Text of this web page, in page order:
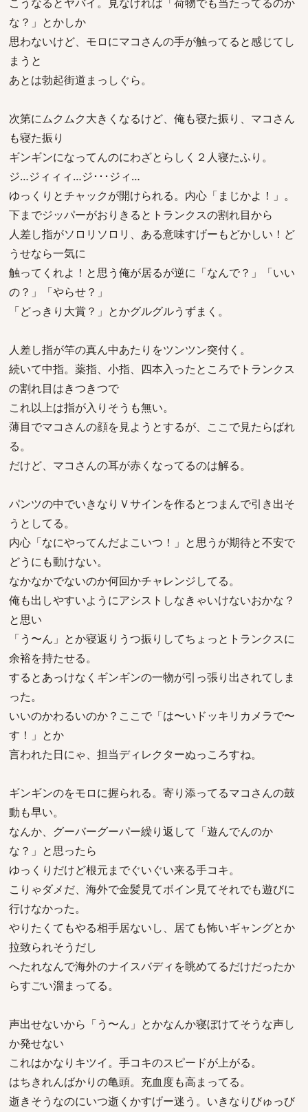
な？」とかしか
思わないけど、モロにマコさんの手が触ってると感じてし
まうと
あとは勃起街道まっしぐら。
次第にムクムク大きくなるけど、俺も寝た振り、マコさん
も寝た振り
ギンギンになってんのにわざとらしく２人寝たふり。
ジ…ジィィィ…ジ･･･ジィ…
ゆっくりとチャックが開けられる。内心「まじかよ！」。
下までジッパーがおりきるとトランクスの割れ目から
人差し指がソロリソロリ、ある意味すげーもどかしい！ど
うせなら一気に
触ってくれよ！と思う俺が居るが逆に「なんで？」「いい
の？」「やらせ？」
「どっきり大賞？」とかグルグルうずまく。
人差し指が竿の真ん中あたりをツンツン突付く。
続いて中指。薬指、小指、四本入ったところでトランクス
の割れ目はきつきつで
これ以上は指が入りそうも無い。
薄目でマコさんの顔を見ようとするが、ここで見たらばれ
る。
だけど、マコさんの耳が赤くなってるのは解る。
パンツの中でいきなりＶサインを作るとつまんで引き出そ
うとしてる。
内心「なにやってんだよこいつ！」と思うが期待と不安で
どうにも動けない。
なかなかでないのか何回かチャレンジしてる。
俺も出しやすいようにアシストしなきゃいけないおかな？
と思い
「う〜ん」とか寝返りうつ振りしてちょっとトランクスに
余裕を持たせる。
するとあっけなくギンギンの一物が引っ張り出されてしま
った。
いいのかわるいのか？ここで「は〜いドッキリカメラで〜
す！」とか
言われた日にゃ、担当ディレクターぬっころすね。
ギンギンのをモロに握られる。寄り添ってるマコさんの鼓
動も早い。
なんか、グーバーグーパー繰り返して「遊んでんのか
な？」と思ったら
ゆっくりだけど根元までぐいぐい来る手コキ。
こりゃダメだ、海外で金髪見てボイン見てそれでも遊びに
行けなかった。
やりたくてもやる相手居ないし、居ても怖いギャングとか
拉致られそうだし
へたれなんで海外のナイスバディを眺めてるだけだったか
らすごい溜まってる。
声出せないから「う〜ん」とかなんか寝ぼけてそうな声し
か発せない
これはかなりキツイ。手コキのスピードが上がる。
はちきれんばかりの亀頭。充血度も高まってる。
逝きそうなのにいつ逝くかすげー迷う。いきなりびゅっび